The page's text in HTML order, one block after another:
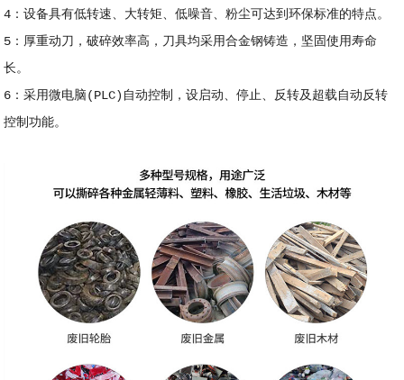
4：设备具有低转速、大转矩、低噪音、粉尘可达到环保标准的特点。
5：厚重动刀，破碎效率高，刀具均采用合金钢铸造，坚固使用寿命
长。
6：采用微电脑(PLC)自动控制，设启动、停止、反转及超载自动反转
控制功能。